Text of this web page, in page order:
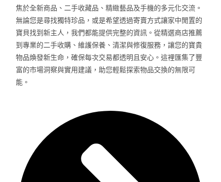
焦於全新商品、二手收藏品、精緻藝品及手機的多元化交流。
無論您是尋找獨特珍品，或是希望透過寄賣方式讓家中閒置的
寶貝找到新主人，我們都能提供完整的資訊。從精選商店推薦
到專業的二手收購、維護保養、清潔與修復服務，讓您的寶貴
物品煥發新生命，確保每次交易都透明且安心。這裡匯集了豐
富的市場洞察與實用建議，助您輕鬆探索物品交換的無限可
能。